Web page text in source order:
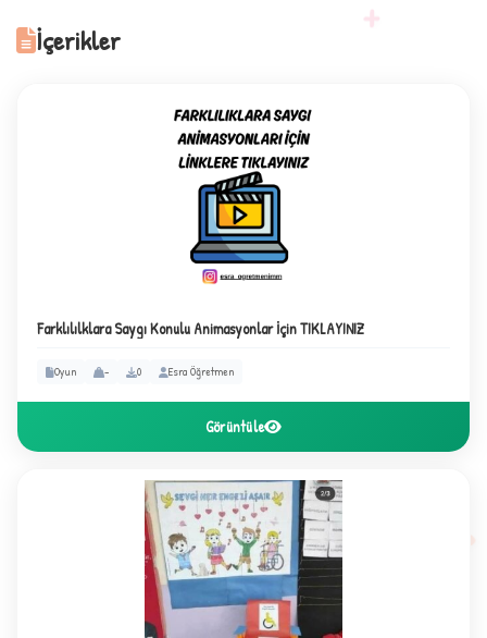
İçerikler
Farklılılklara Saygı Konulu Animasyonlar İçin TIKLAYINIZ
Oyun - 0 Esra Öğretmen
Görüntüle
+